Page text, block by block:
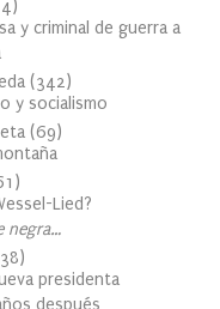
)
y criminal de guerra a
(342)
y socialismo
(69)
)
Lied?
negra…
38)
presidenta
después